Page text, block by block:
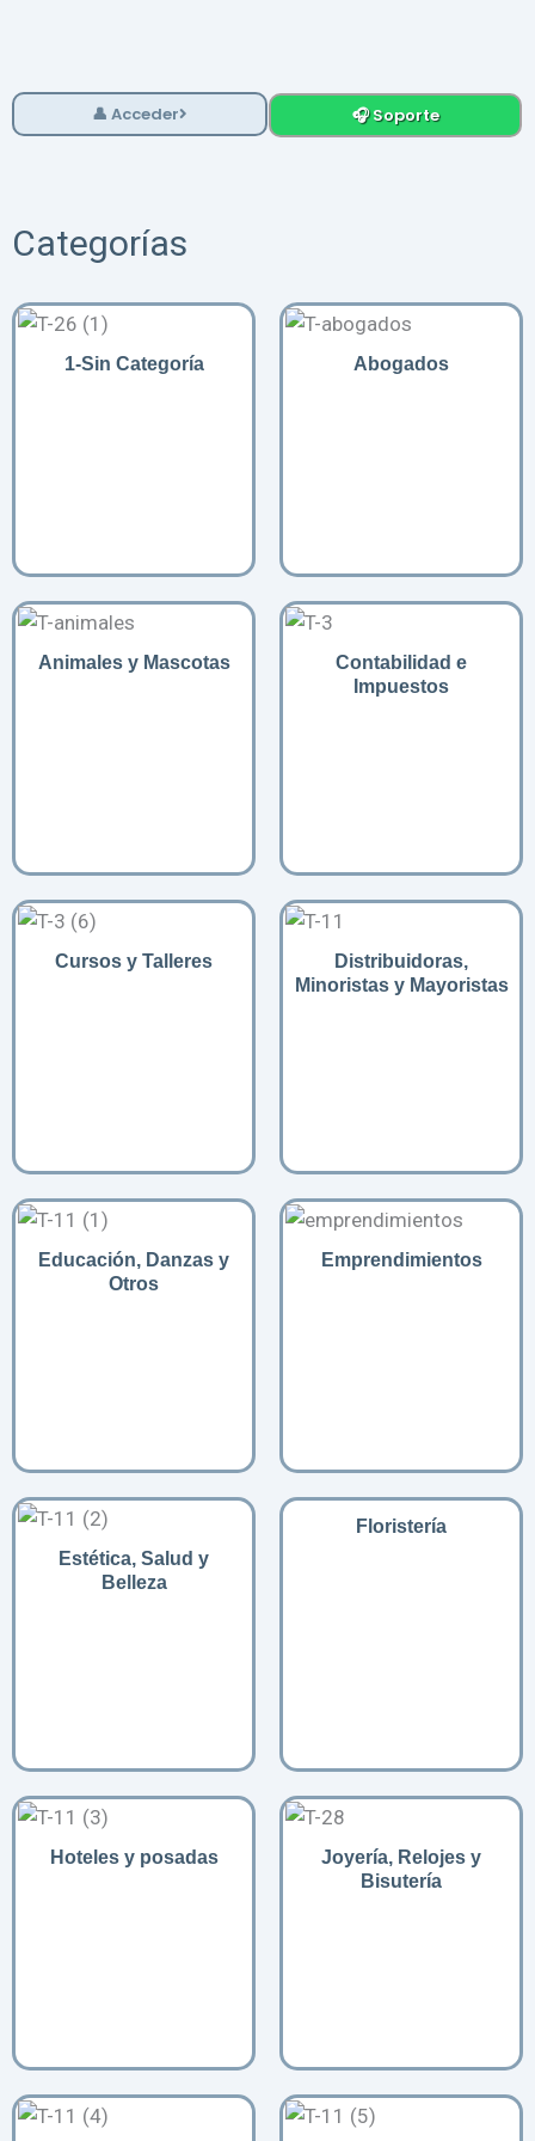
👤 Acceder 🎧 Soporte
Categorías
1-Sin Categoría Abogados
Animales y Mascotas
Contabilidad e
Impuestos
Cursos y Talleres
Distribuidoras,
Minoristas y Mayoristas
Educación, Danzas y
Otros
Emprendimientos
Estética, Salud y
Belleza
Floristería
Hoteles y posadas
Joyería, Relojes y
Bisutería